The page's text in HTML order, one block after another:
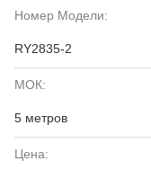
Номер Модели:
RY2835-2
МОК:
5 метров
Цена: